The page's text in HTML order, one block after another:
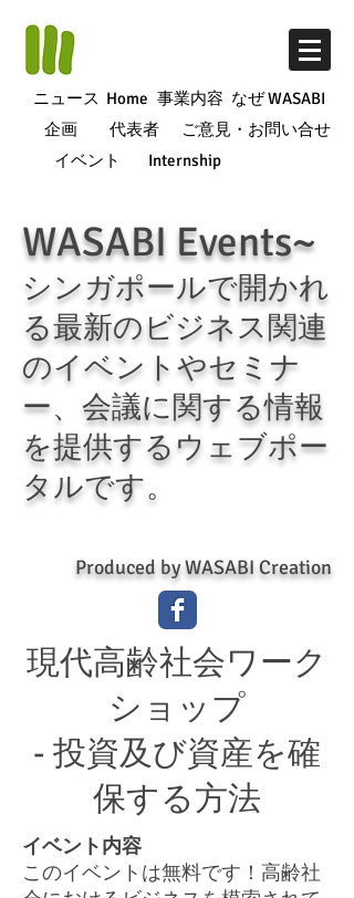
ニュース Home 事業内容 なぜ WASABI
企画
代表者
ご意見・お問い合せ
イベント
Internship
WASABI Events~
シンガポールで開かれ
る最新のビジネス関連
のイベントやセミナ
ー、会議に関する情報
を提供するウェブポー
タルです。
Produced by WASABI Creation
現代高齢社会ワーク
ショップ
- 投資及び資産を確
保する方法
イベント内容
このイベントは無料です！高齢社